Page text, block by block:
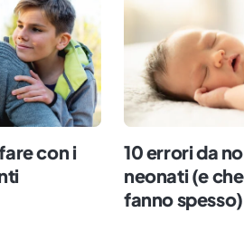
della Polenta, dove
e nella
Dall’alto del mio
scrivo di famiglie, con
la realtà,
e rendere comodo quel
Impazzisco per il
e le persone vere.
con i
10 errori da
neonati (e
fanno spesso)